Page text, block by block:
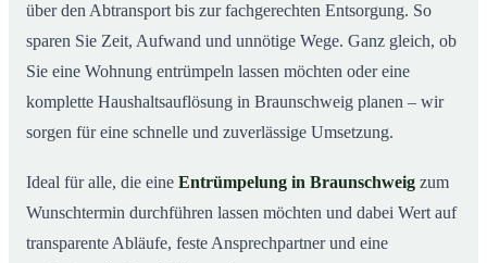
über den Abtransport bis zur fachgerechten Entsorgung. So
sparen Sie Zeit, Aufwand und unnötige Wege. Ganz gleich, ob
Sie eine Wohnung entrümpeln lassen möchten oder eine
komplette Haushaltsauflösung in Braunschweig planen – wir
sorgen für eine schnelle und zuverlässige Umsetzung.
Ideal für alle, die eine Entrümpelung in Braunschweig zum
Wunschtermin durchführen lassen möchten und dabei Wert auf
transparente Abläufe, feste Ansprechpartner und eine